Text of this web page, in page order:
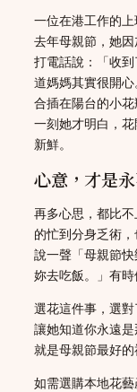
一位在港工作的上
去年母親節，她
打電話說：「收
道媽媽其實很開
合插在陽台的小
一刻她才明白，
新鮮。
心意，才是
再多心思，都比
的忙到分身乏術
說一聲「母親節
妳去吃飯。」有時
選花這件事，選
讓她知道你永遠
就是母親節最好的
如需選購本地花